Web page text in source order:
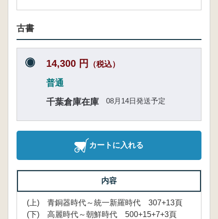
古書
14,300 円 （税込）
普通
千葉倉庫在庫
08月14日発送予定
カートに入れる
内容
(上) 青銅器時代～統一新羅時代 307+13頁
(下) 高麗時代～朝鮮時代 500+15+7+3頁